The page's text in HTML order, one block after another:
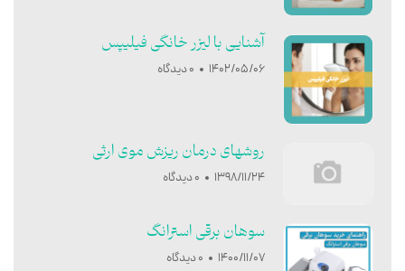
آشنایی با ليزر خانگی فيليپس
1402/05/06 0 دیدگاه
روشهای درمان ریزش موی ارثی
1398/11/24 0 دیدگاه
سوهان برقی استرانگ
1400/11/07 0 دیدگاه